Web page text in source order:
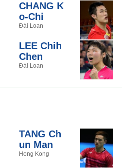
CHANG K
o-Chi
Đài Loan
LEE Chih
Chen
Đài Loan
TANG Ch
un Man
Hong Kong